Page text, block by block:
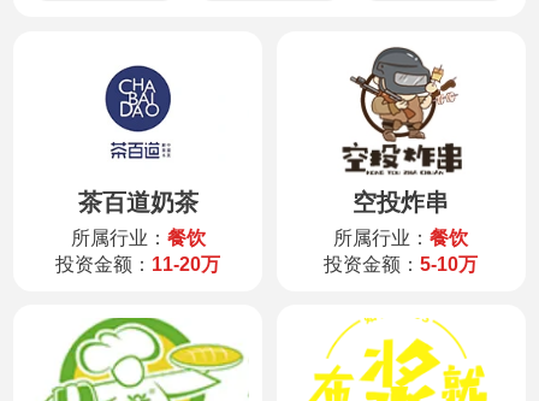
茶百道奶茶
所属行业： 餐饮
投资金额： 11-20万
空投炸串
所属行业：餐饮
投资金额：5-10万